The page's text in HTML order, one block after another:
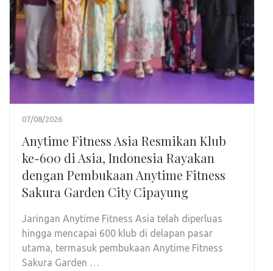
07/08/2026
Anytime Fitness Asia Resmikan Klub
ke-600 di Asia, Indonesia Rayakan
dengan Pembukaan Anytime Fitness
Sakura Garden City Cipayung
Jaringan Anytime Fitness Asia telah diperluas
hingga mencapai 600 klub di delapan pasar
utama, termasuk pembukaan Anytime Fitness
Sakura Garden …